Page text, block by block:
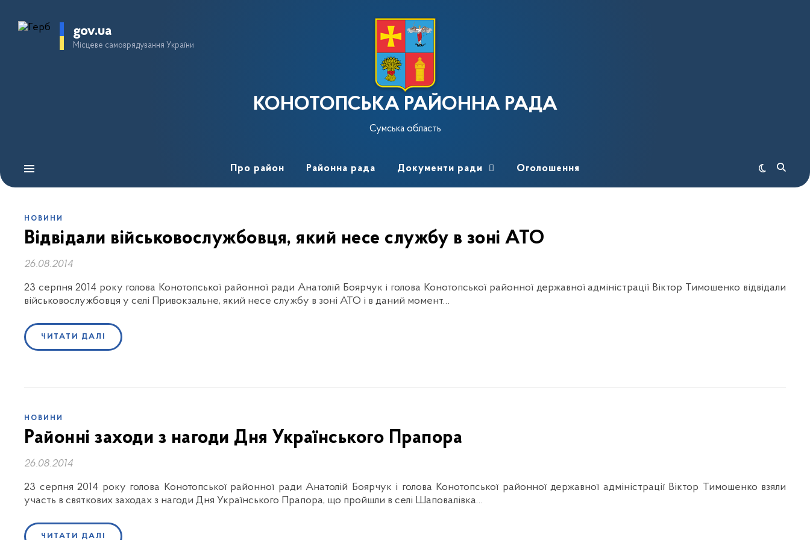
gov.ua
Місцеве самоврядування України
КОНОТОПСЬКА РАЙОННА РАДА
Сумська область
Про район Районна рада Документи ради Оголошення
НОВИНИ
Відвідали військовослужбовця, який несе службу в зоні АТО
26.08.2014
23 серпня 2014 року голова Конотопської районної ради Анатолій Боярчук і голова Конотопської районної державної адміністрації Віктор Тимошенко відвідали
військовослужбовця у селі Привокзальне, який несе службу в зоні АТО і в даний момент…
ЧИТАТИ ДАЛІ
НОВИНИ
Районні заходи з нагоди Дня Українського Прапора
26.08.2014
23 серпня 2014 року голова Конотопської районної ради Анатолій Боярчук і голова Конотопської районної державної адміністрації Віктор Тимошенко взяли
участь в святкових заходах з нагоди Дня Українського Прапора, що пройшли в селі Шаповалівка…
ЧИТАТИ ДАЛІ